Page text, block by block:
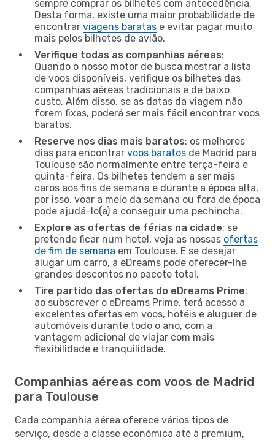
sempre comprar os bilhetes com antecedência.
Desta forma, existe uma maior probabilidade de
encontrar viagens baratas e evitar pagar muito
mais pelos bilhetes de avião.
Verifique todas as companhias aéreas:
Quando o nosso motor de busca mostrar a lista
de voos disponíveis, verifique os bilhetes das
companhias aéreas tradicionais e de baixo
custo. Além disso, se as datas da viagem não
forem fixas, poderá ser mais fácil encontrar voos
baratos.
Reserve nos dias mais baratos: os melhores
dias para encontrar voos baratos de Madrid para
Toulouse são normalmente entre terça-feira e
quinta-feira. Os bilhetes tendem a ser mais
caros aos fins de semana e durante a época alta,
por isso, voar a meio da semana ou fora de época
pode ajudá-lo(a) a conseguir uma pechincha.
Explore as ofertas de férias na cidade: se
pretende ficar num hotel, veja as nossas ofertas
de fim de semana em Toulouse. E se desejar
alugar um carro, a eDreams pode oferecer-lhe
grandes descontos no pacote total.
Tire partido das ofertas do eDreams Prime:
ao subscrever o eDreams Prime, terá acesso a
excelentes ofertas em voos, hotéis e aluguer de
automóveis durante todo o ano, com a
vantagem adicional de viajar com mais
flexibilidade e tranquilidade.
Companhias aéreas com voos de Madrid
para Toulouse
Cada companhia aérea oferece vários tipos de
serviço, desde a classe económica até à premium,